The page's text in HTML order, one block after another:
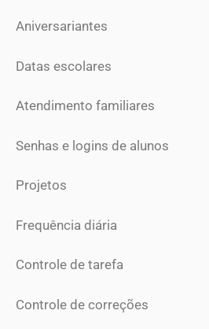
Aniversariantes
Datas escolares
Atendimento familiares
Senhas e logins de alunos
Projetos
Frequência diária
Controle de tarefa
Controle de correções